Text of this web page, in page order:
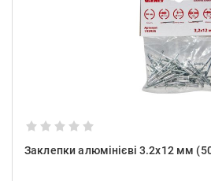
Заклепки алюмінієві 3.2x12 мм